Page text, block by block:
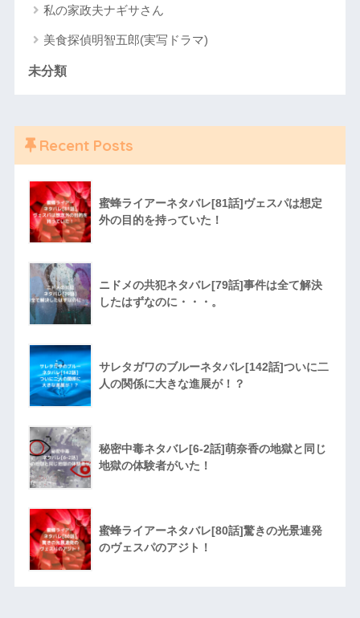
私の家政夫ナギサさん
美食探偵明智五郎(実写ドラマ)
未分類
Recent Posts
蜜蜂ライアーネタバレ[81話]ヴェスパは想定
外の目的を持っていた！
ニドメの共犯ネタバレ[79話]事件は全て解決
したはずなのに・・・。
サレタガワのブルーネタバレ[142話]ついに二
人の関係に大きな進展が！？
秘密中毒ネタバレ[6-2話]萌奈香の地獄と同じ
地獄の体験者がいた！
蜜蜂ライアーネタバレ[80話]驚きの光景連発
のヴェスパのアジト！